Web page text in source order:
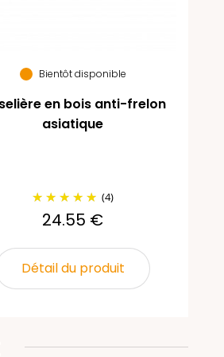
Bientôt disponible
en bois anti-frelon
asiatique
(4)
24.55 €
Détail du produit